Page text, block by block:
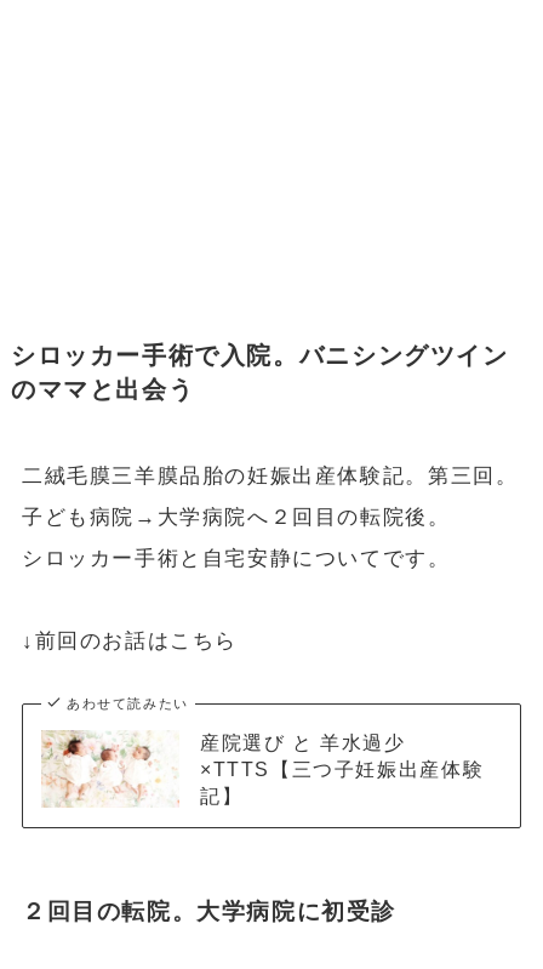
シロッカー手術で入院。バニシングツイン
のママと出会う
二絨毛膜三羊膜品胎の妊娠出産体験記。第三回。
子ども病院→大学病院へ２回目の転院後。
シロッカー手術と自宅安静についてです。
↓前回のお話はこちら
あわせて読みたい
産院選び と 羊水過少
×TTTS【三つ子妊娠出産体験
記】
２回目の転院。大学病院に初受診